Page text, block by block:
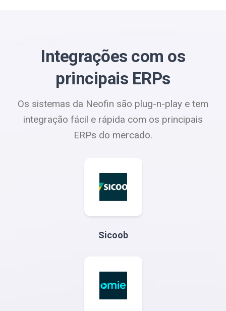
Integrações com os
principais ERPs
Os sistemas da Neofin são plug-n-play e tem
integração fácil e rápida com os principais
ERPs do mercado.
Sicoob